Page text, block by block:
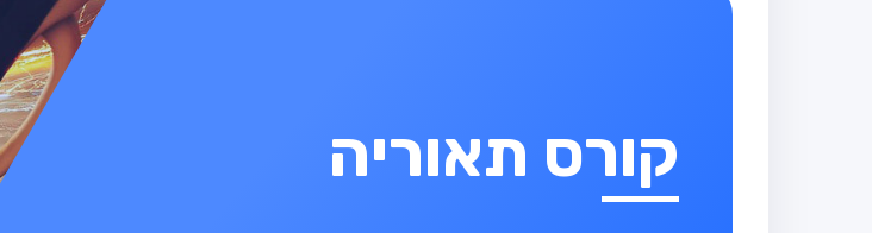
קורס תאוריה